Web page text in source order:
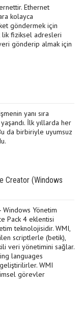
Ethernet
kolayca
göndermek için
lik fiziksel adresleri
gönderip almak için
yanı sıra
İlk yıllarda her
da birbiriyle uyumsuz
Creator (Windows
Yönetim
Pack 4 eklentisi
teknolojisidir. WMI,
scriptlerle (betik),
veri yönetimini sağlar.
languages
WMI
görevler